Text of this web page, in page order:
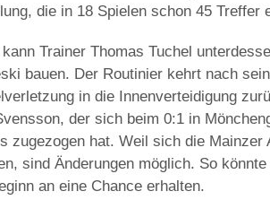
die in 18 Spielen schon 45 Treffer
Trainer Thomas Tuchel
bauen. Der Routinier kehrt nach
in die Innenverteidigung
der sich beim 0:1 in
zugezogen hat. Weil sich die Mainzer
sind Änderungen möglich. So
an eine Chance erhalten.